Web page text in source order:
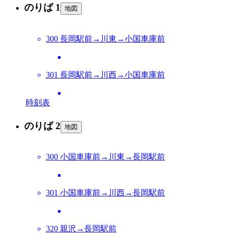
のりば 1 地図
300 長岡駅前→川東→小国車庫前
301 長岡駅前→川西→小国車庫前
時刻表
のりば 2 地図
300 小国車庫前→川東→長岡駅前
301 小国車庫前→川西→長岡駅前
320 親沢→長岡駅前